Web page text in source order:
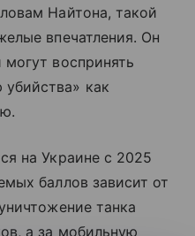
Найтона, такой
впечатления. Он
воспринять
как
на Украине с 2025
баллов зависит от
танка
а за мобильную